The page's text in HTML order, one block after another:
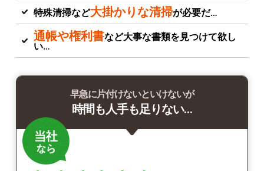
特殊清掃など大掛かりな清掃が必要だ…
通帳や権利書など大事な書類を見つけて欲し
い…
早急に片付けないといけないが
時間も人手も足りない…